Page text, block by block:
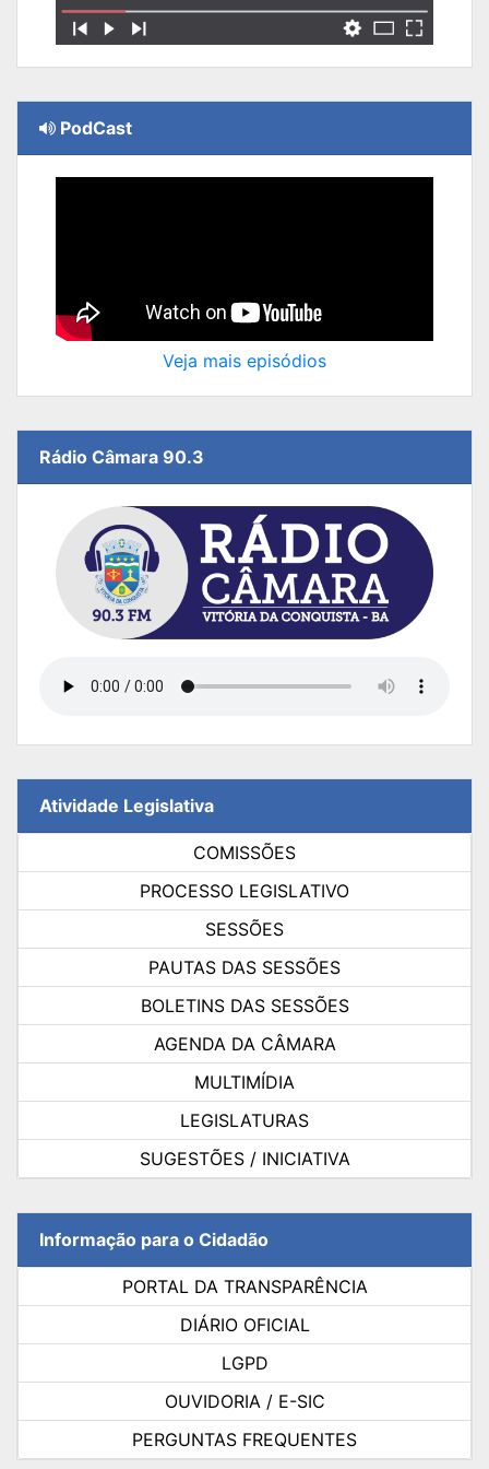
PodCast
Veja mais episódios
Rádio Câmara 90.3
Atividade Legislativa
COMISSÕES
PROCESSO LEGISLATIVO
SESSÕES
PAUTAS DAS SESSÕES
BOLETINS DAS SESSÕES
AGENDA DA CÂMARA
MULTIMÍDIA
LEGISLATURAS
SUGESTÕES / INICIATIVA
Informação para o Cidadão
PORTAL DA TRANSPARÊNCIA
DIÁRIO OFICIAL
LGPD
OUVIDORIA / E-SIC
PERGUNTAS FREQUENTES